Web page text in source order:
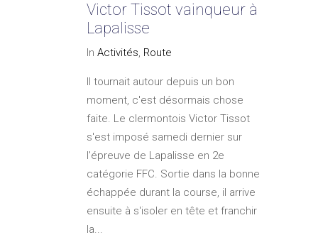
Victor Tissot vainqueur à
Lapalisse
In Activités, Route
Il tournait autour depuis un bon
moment, c'est désormais chose
faite. Le clermontois Victor Tissot
s'est imposé samedi dernier sur
l'épreuve de Lapalisse en 2e
catégorie FFC. Sortie dans la bonne
échappée durant la course, il arrive
ensuite à s'isoler en tête et franchir
la...